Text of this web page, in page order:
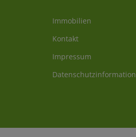
Immobilien
Kontakt
Impressum
Datenschutzinformation